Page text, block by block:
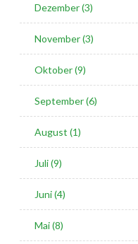
Dezember (3)
November (3)
Oktober (9)
September (6)
August (1)
Juli (9)
Juni (4)
Mai (8)